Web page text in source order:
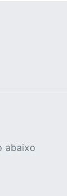
abaixo